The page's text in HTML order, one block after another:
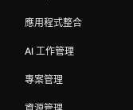
應用程式整合
AI 工作管理
專案管理
資源管理